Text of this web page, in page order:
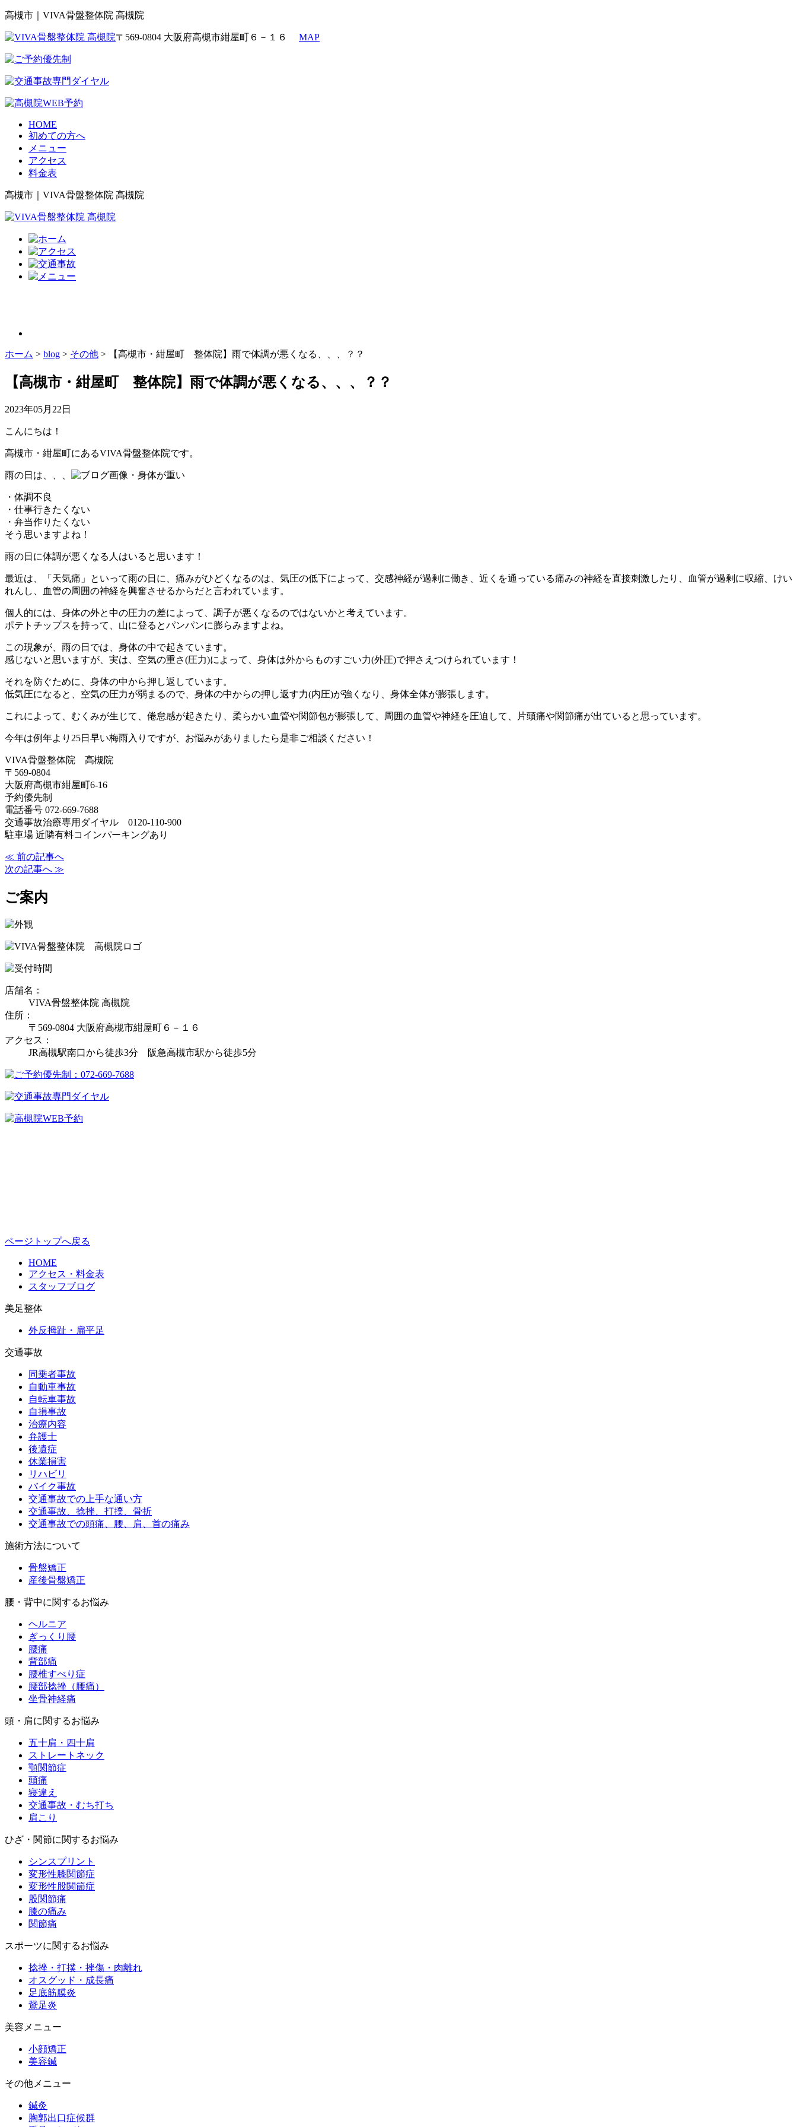
高槻市｜VIVA骨盤整体院 高槻院
〒569-0804 大阪府高槻市紺屋町６－１６ MAP
HOME
初めての方へ
メニュー
アクセス
料金表
高槻市｜VIVA骨盤整体院 高槻院
ホーム > blog > その他 > 【高槻市・紺屋町 整体院】雨で体調が悪くなる、、、？？
【高槻市・紺屋町 整体院】雨で体調が悪くなる、、、？？
2023年05月22日
こんにちは！
高槻市・紺屋町にあるVIVA骨盤整体院です。
雨の日は、、、 ・身体が重い
・体調不良
・仕事行きたくない
・弁当作りたくない
そう思いますよね！
雨の日に体調が悪くなる人はいると思います！
最近は、「天気痛」といって雨の日に、痛みがひどくなるのは、気圧の低下によって、交感神経が過剰に働き、近くを通っている痛みの神経を直接刺激したり、血管が過剰に収縮、けい
れんし、血管の周囲の神経を興奮させるからだと言われています。
個人的には、身体の外と中の圧力の差によって、調子が悪くなるのではないかと考えています。
ポテトチップスを持って、山に登るとパンパンに膨らみますよね。
この現象が、雨の日では、身体の中で起きています。
感じないと思いますが、実は、空気の重さ(圧力)によって、身体は外からものすごい力(外圧)で押さえつけられています！
それを防ぐために、身体の中から押し返しています。
低気圧になると、空気の圧力が弱まるので、身体の中からの押し返す力(内圧)が強くなり、身体全体が膨張します。
これによって、むくみが生じて、倦怠感が起きたり、柔らかい血管や関節包が膨張して、周囲の血管や神経を圧迫して、片頭痛や関節痛が出ていると思っています。
今年は例年より25日早い梅雨入りですが、お悩みがありましたら是非ご相談ください！
VIVA骨盤整体院 高槻院
〒569-0804
大阪府高槻市紺屋町6-16
予約優先制
電話番号 072-669-7688
交通事故治療専用ダイヤル 0120-110-900
駐車場 近隣有料コインパーキングあり
≪ 前の記事へ
次の記事へ ≫
ご案内
店舗名：
VIVA骨盤整体院 高槻院
住所：
〒569-0804 大阪府高槻市紺屋町６－１６
アクセス：
JR高槻駅南口から徒歩3分 阪急高槻市駅から徒歩5分
ページトップへ戻る
HOME
アクセス・料金表
スタッフブログ
美足整体
外反拇趾・扁平足
交通事故
同乗者事故
自動車事故
自転車事故
自損事故
治療内容
弁護士
後遺症
休業損害
リハビリ
バイク事故
交通事故での上手な通い方
交通事故、捻挫、打撲、骨折
交通事故での頭痛、腰、肩、首の痛み
施術方法について
骨盤矯正
産後骨盤矯正
腰・背中に関するお悩み
ヘルニア
ぎっくり腰
腰痛
背部痛
腰椎すべり症
腰部捻挫（腰痛）
坐骨神経痛
頭・肩に関するお悩み
五十肩・四十肩
ストレートネック
顎関節症
頭痛
寝違え
交通事故・むち打ち
肩こり
ひざ・関節に関するお悩み
シンスプリント
変形性膝関節症
変形性股関節症
股関節痛
膝の痛み
関節痛
スポーツに関するお悩み
捻挫・打撲・挫傷・肉離れ
オスグッド・成長痛
足底筋膜炎
鵞足炎
美容メニュー
小顔矯正
美容鍼
その他メニュー
鍼灸
胸郭出口症候群